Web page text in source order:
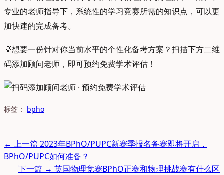
专业的老师指导下，系统性的学习竞赛所需的知识点，可以更
加快速的完成备考。
💡想要一份针对你当前水平的个性化备考方案？扫描下方二维
码添加顾问老师，即可预约免费学术评估！
标签： bpho
← 上一篇 2023年BPhO/PUPC新赛季报名备赛即将开启，
BPhO/PUPC如何准备？
下一篇 → 英国物理竞赛BPhO正赛和物理挑战赛有什么区